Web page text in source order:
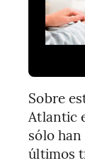
Sobre
Atlantic
sólo
últimos